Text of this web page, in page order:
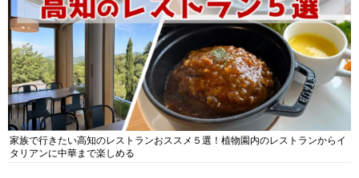
家族で行きたい高知のレストランおススメ５選！植物園内のレストランからイ
タリアンに中華まで楽しめる